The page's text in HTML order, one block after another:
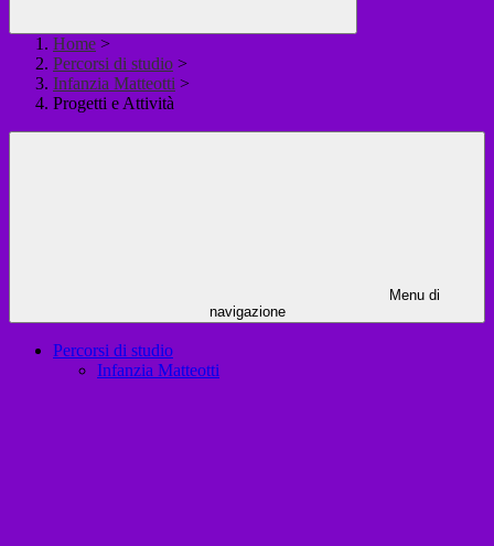
Home >
Percorsi di studio >
Infanzia Matteotti >
Progetti e Attività
Menu di
navigazione
Percorsi di studio
Infanzia Matteotti